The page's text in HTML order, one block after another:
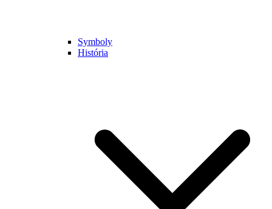
Symboly
História